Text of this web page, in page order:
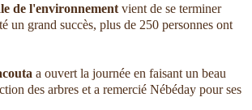
de l'environnement vient de se terminer
un grand succès, plus de 250 personnes ont
a ouvert la journée en faisant un beau
des arbres et a remercié Nébéday pour ses